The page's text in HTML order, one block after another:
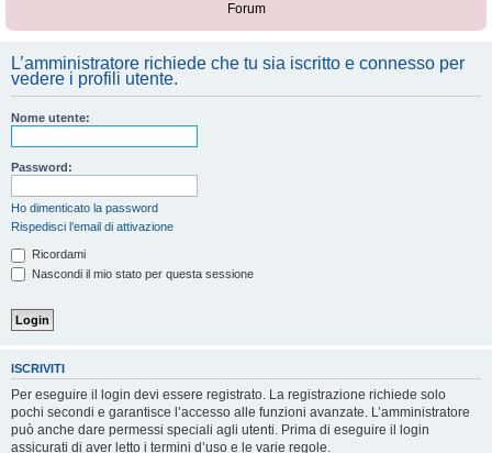
Forum
L’amministratore richiede che tu sia iscritto e connesso per
vedere i profili utente.
Nome utente:
Password:
Ho dimenticato la password
Rispedisci l’email di attivazione
Ricordami
Nascondi il mio stato per questa sessione
ISCRIVITI
Per eseguire il login devi essere registrato. La registrazione richiede solo
pochi secondi e garantisce l’accesso alle funzioni avanzate. L’amministratore
può anche dare permessi speciali agli utenti. Prima di eseguire il login
assicurati di aver letto i termini d’uso e le varie regole.